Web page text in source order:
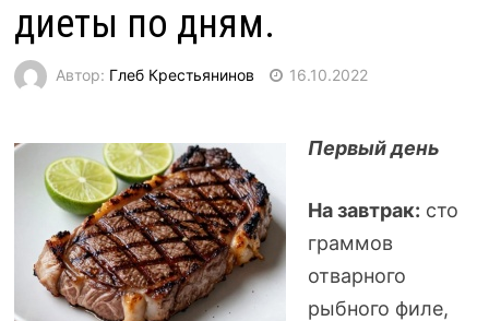
диеты по дням.
Автор: Глеб Крестьянинов 16.10.2022
Первый день
На завтрак: сто
граммов
отварного
рыбного филе,